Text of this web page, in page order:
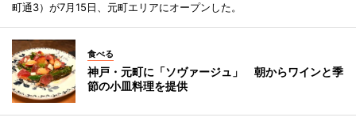
町通3）が7月15日、元町エリアにオープンした。
食べる
神戸・元町に「ソヴァージュ」 朝からワインと季
節の小皿料理を提供